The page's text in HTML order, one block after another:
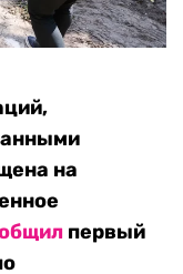
на
первый